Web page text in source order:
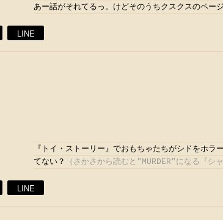
あー話がそれてるっ。けどそのうちクスクスのペー
LINE
『トイ・ストーリー』でおもちゃたちがシドをホ
てない？
（さかさから読むと"MURDER"になる『シ
LINE